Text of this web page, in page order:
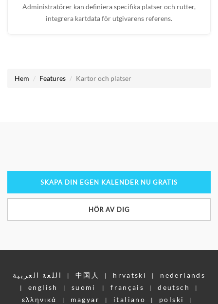
Administratörer kan definiera specifika platser och rutter,
integrera kartdata för utgivarens referens.
Hem Features Kartor och platser
SKAPA DIN EGEN KALENDER NU GRATIS
HÖR AV DIG
اللغة العربية | 中国人 | hrvatski | nederlands
| english | suomi | français | deutsch |
ελληνικά | magyar | italiano | polski |